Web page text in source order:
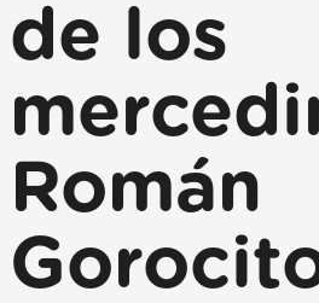
de los
Román